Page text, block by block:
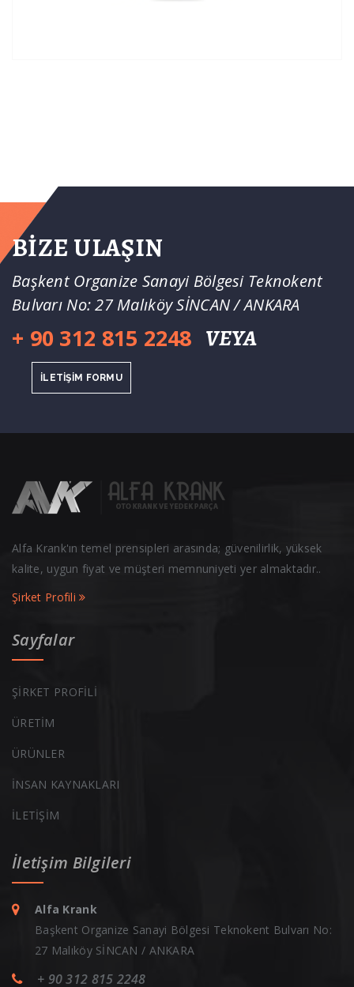
BİZE ULAŞIN
Başkent Organize Sanayi Bölgesi Teknokent
Bulvarı No: 27 Malıköy SİNCAN / ANKARA
+ 90 312 815 2248 VEYA
İLETİŞİM FORMU
Alfa Krank'ın temel prensipleri arasında; güvenilirlik, yüksek
kalite, uygun fiyat ve müşteri memnuniyeti yer almaktadır..
Şirket Profili
Sayfalar
ŞİRKET PROFİLİ
ÜRETİM
ÜRÜNLER
İNSAN KAYNAKLARI
İLETİŞİM
İletişim Bilgileri
Alfa Krank
Başkent Organize Sanayi Bölgesi Teknokent Bulvarı No:
27 Malıköy SİNCAN / ANKARA
+ 90 312 815 2248